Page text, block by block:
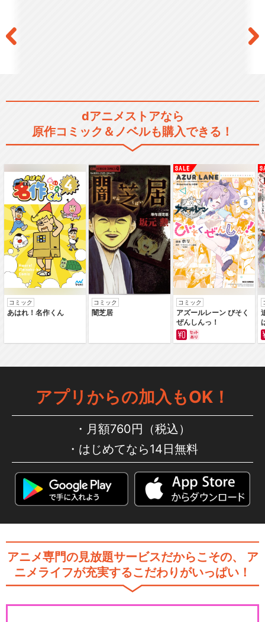
dアニメストアなら
原作コミック＆ノベルも購入できる！
コミック
あはれ！名作くん
コミック
闇芝居
コミック
アズールレーン びそく
ぜんしんっ！
アプリからの加入もOK！
月額760円（税込）
はじめてなら14日無料
アニメ専門の見放題サービスだからこその、
ア
ニメライフが充実するこだわりがいっぱい！